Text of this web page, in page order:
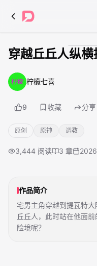
穿越丘丘人纵横
柠檬七喜
9 收藏 分享
原创 原神 调教
3,444 阅读 3 章
作品简介
宅男主角穿越到提瓦特大
丘丘人，此时站在他面